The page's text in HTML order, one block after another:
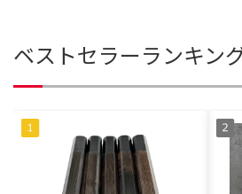
ベストセラーランキン